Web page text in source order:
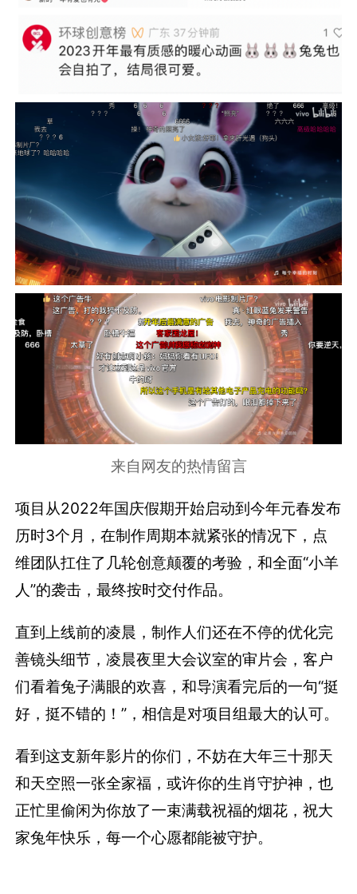
来自网友的热情留言
项目从2022年国庆假期开始启动到今年元春发布
历时3个月，在制作周期本就紧张的情况下，点
维团队扛住了几轮创意颠覆的考验，和全面“小羊
人”的袭击，最终按时交付作品。
直到上线前的凌晨，制作人们还在不停的优化完
善镜头细节，凌晨夜里大会议室的审片会，客户
们看着兔子满眼的欢喜，和导演看完后的一句“挺
好，挺不错的！”，相信是对项目组最大的认可。
看到这支新年影片的你们，不妨在大年三十那天
和天空照一张全家福，或许你的生肖守护神，也
正忙里偷闲为你放了一束满载祝福的烟花，祝大
家兔年快乐，每一个心愿都能被守护。